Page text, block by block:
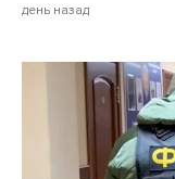
день назад